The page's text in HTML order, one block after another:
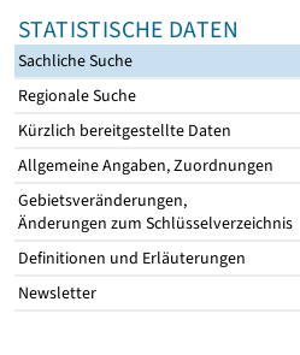
STATISTISCHE DATEN
Sachliche Suche
Regionale Suche
Kürzlich bereitgestellte Daten
Allgemeine Angaben, Zuordnungen
Gebietsveränderungen,
Änderungen zum Schlüsselverzeichnis
Definitionen und Erläuterungen
Newsletter